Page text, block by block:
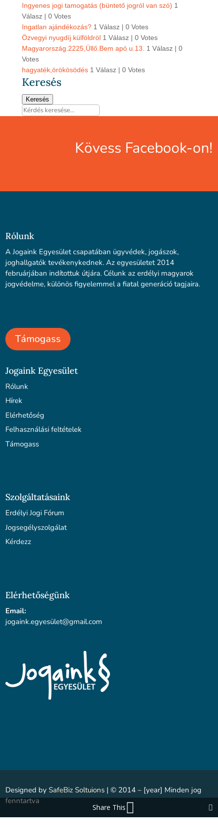
Ingyenes jogi tamogatás (büntető jogról van szó) 1
Válasz | 0 Votes
Ingatlan ajándékozás? 1 Válasz | 0 Votes
Özvegyi nyugdíj külföldröl 1 Válasz | 0 Votes
Magyarország.2225,Üllő.Bem apó u.13.
1 Válasz | 0
Votes
hagyaték,örökösödés 1 Válasz | 0 Votes
Keresés
Keresés
Kövess Facebook-on!
Rólunk
A Jogaink Egyesület csapatában ügyvédek, jogászok,
joghallgatók tevékenykednek. Az egyesületet 2014
februárjában indítottuk útjára. Célunk az erdélyi magyarok
jogvédelme, különös figyelemmel a fiatal generáció tagjaira.
Támogass
Jogaink Egyesület
Rólunk
Hírek
Elérhetőség
Felhasználási feltételek
Támogass
Szolgáltatásaink
Erdélyi Jogi Fórum
Jogsegélyszolgálat
Kérdezz
Elérhetőségünk
Email:
jogaink.egyesület@gmail.com
Designed bySafeBiz Soltuions | © 2014 – [year] Minden jog
fenntartva
Share This